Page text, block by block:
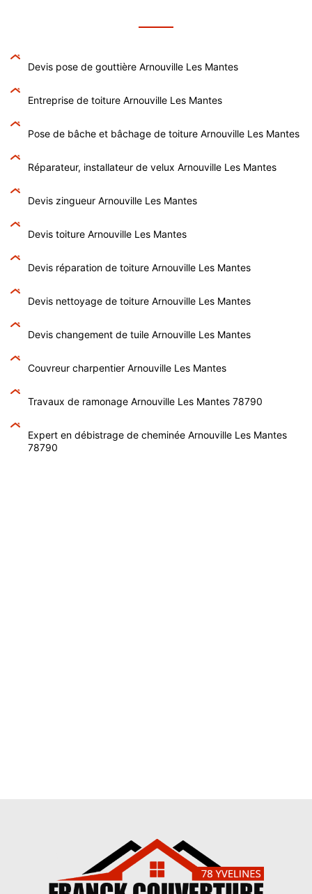
Devis pose de gouttière Arnouville Les Mantes
Entreprise de toiture Arnouville Les Mantes
Pose de bâche et bâchage de toiture Arnouville Les Mantes
Réparateur, installateur de velux Arnouville Les Mantes
Devis zingueur Arnouville Les Mantes
Devis toiture Arnouville Les Mantes
Devis réparation de toiture Arnouville Les Mantes
Devis nettoyage de toiture Arnouville Les Mantes
Devis changement de tuile Arnouville Les Mantes
Couvreur charpentier Arnouville Les Mantes
Travaux de ramonage Arnouville Les Mantes 78790
Expert en débistrage de cheminée Arnouville Les Mantes
78790